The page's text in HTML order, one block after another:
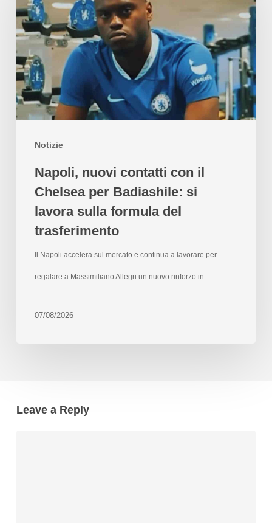
Notizie
Napoli, nuovi contatti con il
Chelsea per Badiashile: si
lavora sulla formula del
trasferimento
Il Napoli accelera sul mercato e continua a lavorare per
regalare a Massimiliano Allegri un nuovo rinforzo in…
07/08/2026
Leave a Reply